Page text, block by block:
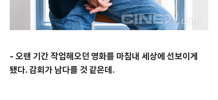
- 오랜 기간 작업해오던 영화를 마침내 세상에 선보이게
됐다. 감회가 남다를 것 같은데.